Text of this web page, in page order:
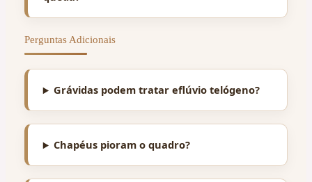
Perguntas Adicionais
Grávidas podem tratar eflúvio telógeno?
Chapéus pioram o quadro?